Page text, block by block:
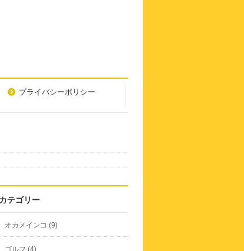
プライバシーポリシー
カテゴリー
オカメインコ (9)
ゴルフ (4)